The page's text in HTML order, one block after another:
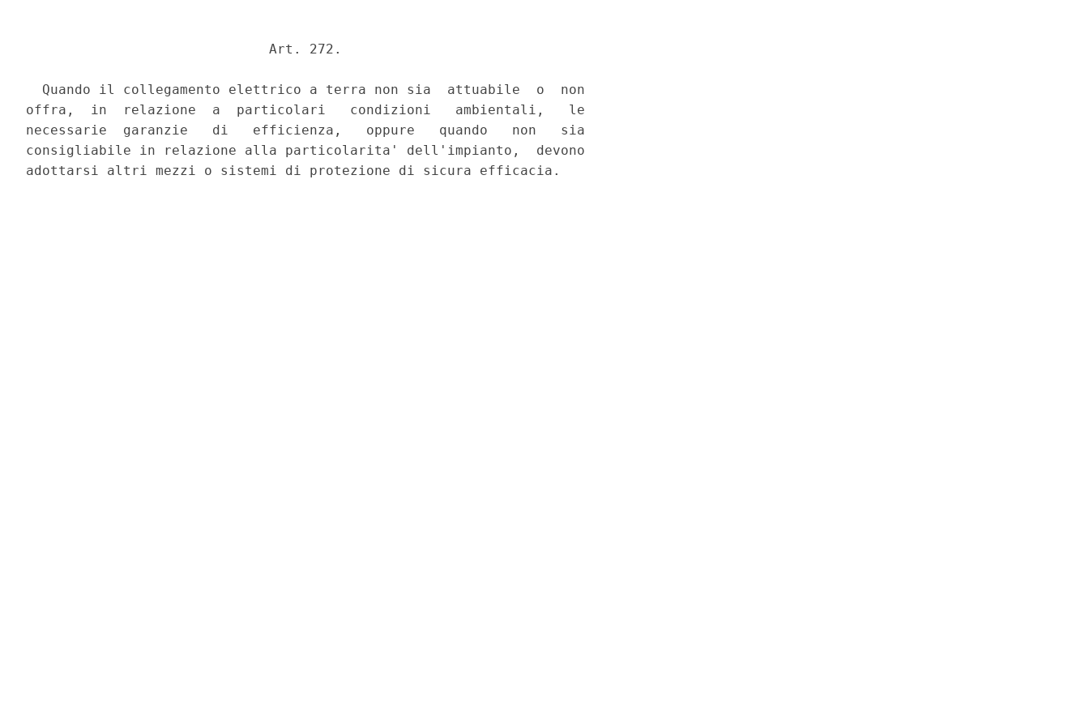
                              Art. 272.
  Quando il collegamento elettrico a terra non sia  attuabile  o  non
offra,  in  relazione  a  particolari   condizioni   ambientali,   le
necessarie  garanzie   di   efficienza,   oppure   quando   non   sia
consigliabile in relazione alla particolarita' dell'impianto,  devono